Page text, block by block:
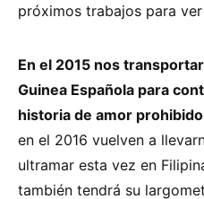
próximos trabajos para
En el 2015 nos
Guinea Española para
historia de amor
en el 2016 vuelven a
ultramar esta vez en
también tendrá su